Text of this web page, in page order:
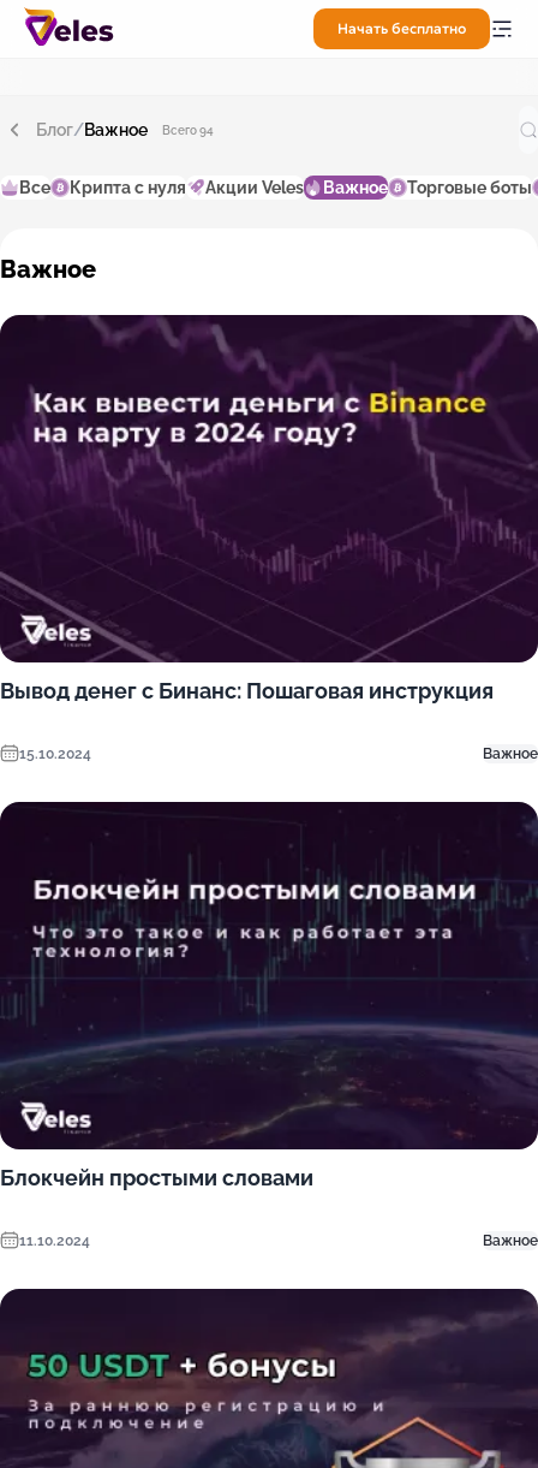
Начать бесплатно
Блог/Важное Всего 94
Все Крипта с нуля Акции Veles Важное Торговые боты
Важное
Вывод денег с Бинанс: Пошаговая инструкция
15.10.2024 Важное
Блокчейн простыми словами
11.10.2024 Важное